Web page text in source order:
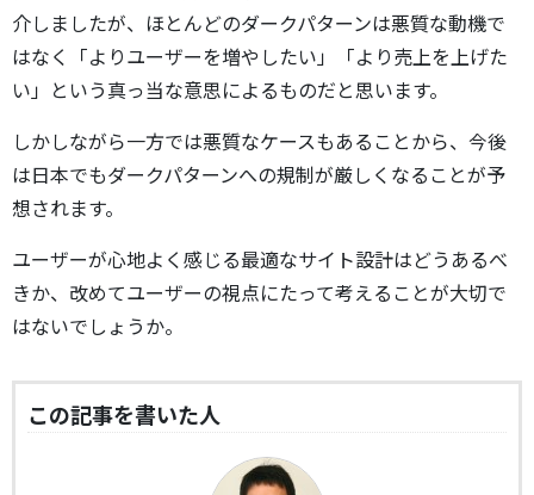
介しましたが、ほとんどのダークパターンは悪質な動機で
はなく「よりユーザーを増やしたい」「より売上を上げた
い」という真っ当な意思によるものだと思います。
しかしながら一方では悪質なケースもあることから、今後
は日本でもダークパターンへの規制が厳しくなることが予
想されます。
ユーザーが心地よく感じる最適なサイト設計はどうあるべ
きか、改めてユーザーの視点にたって考えることが大切で
はないでしょうか。
この記事を書いた人